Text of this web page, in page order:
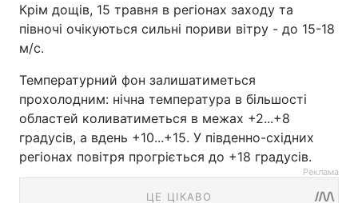
Крім дощів, 15 травня в регіонах заходу та
півночі очікуються сильні пориви вітру - до 15-18
м/с.
Температурний фон залишатиметься
прохолодним: нічна температура в більшості
областей коливатиметься в межах +2...+8
градусів, а вдень +10...+15. У південно-східних
регіонах повітря прогріється до +18 градусів.
Реклама